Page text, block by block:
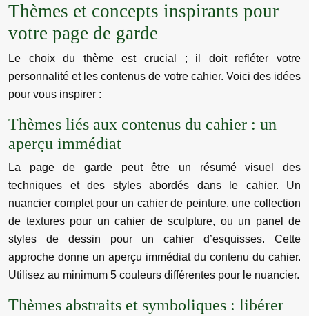
Thèmes et concepts inspirants pour
votre page de garde
Le choix du thème est crucial ; il doit refléter votre
personnalité et les contenus de votre cahier. Voici des idées
pour vous inspirer :
Thèmes liés aux contenus du cahier : un
aperçu immédiat
La page de garde peut être un résumé visuel des
techniques et des styles abordés dans le cahier. Un
nuancier complet pour un cahier de peinture, une collection
de textures pour un cahier de sculpture, ou un panel de
styles de dessin pour un cahier d’esquisses. Cette
approche donne un aperçu immédiat du contenu du cahier.
Utilisez au minimum 5 couleurs différentes pour le nuancier.
Thèmes abstraits et symboliques : libérer